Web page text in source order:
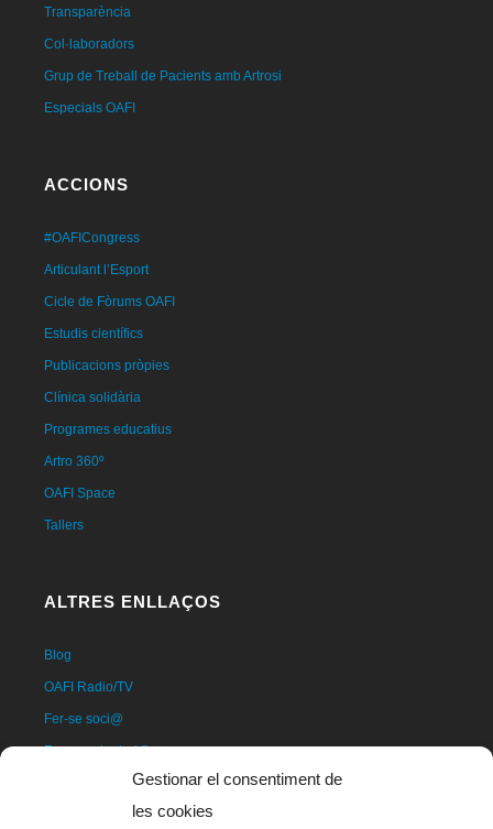
Gestionar el consentiment de
les cookies
Transparència
Col·laboradors
Grup de Treball de Pacients amb Artrosi
Especials OAFI
ACCIONS
#OAFICongress
Articulant l’Esport
Cicle de Fòrums OAFI
Estudis científics
Publicacions pròpies
Clínica solidària
Programes educatius
Artro 360º
OAFI Space
Tallers
ALTRES ENLLAÇOS
Blog
OAFI Radio/TV
Fer-se soci@
Fer-se voluntari@